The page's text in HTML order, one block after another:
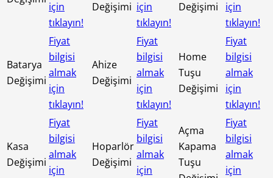
için
tıklayın!
Değişimi için
tıklayın!
Değişimi
için
tıklayın!
Batarya
Değişimi
Fiyat
bilgisi
almak
için
tıklayın!
Ahize
Değişimi
Fiyat
bilgisi
almak
için
tıklayın!
Home
Tuşu
Değişimi
Fiyat
bilgisi
almak
için
tıklayın!
Kasa
Değişimi
Fiyat
bilgisi
almak
için
Hoparlör
Değişimi
Fiyat
bilgisi
almak
için
Açma
Kapama
Tuşu
Fiyat
bilgisi
almak
için